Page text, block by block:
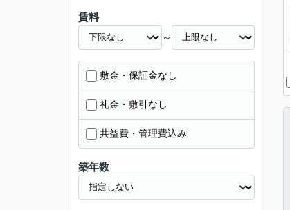
賃料
～
敷金・保証金なし
礼金・敷引なし
共益費・管理費込み
築年数